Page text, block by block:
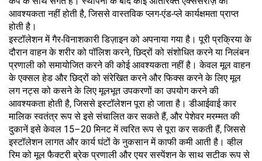
आवश्यकता नहीं होती है, जिससे वास्तविक प्लग-एंड-प्ले कार्यक्षमता प्राप्त
होती है।
इस्टॉलेशन में गैर-विनाशकारी डिज़ाइन को अपनाया गया है। पूरी प्रक्रिया के
दौरान वाहन के शरीर को पॉलिश करने, छिद्रों को संशोधित करने या निलंबन
प्रणाली को समायोजित करने की कोई आवश्यकता नहीं है। केवल मूल वाहन
के एक्सल हेड और छिद्रों को संरेखित करने और फिक्स करने के लिए मूल
लग नट्स को कसने के लिए मूलभूत उपकरणों का उपयोग करने की
आवश्यकता होती है, जिससे इस्टॉलेशन पूरा हो जाता है। डीआईवाई कार
मालिक स्वतंत्र रूप से इसे संचालित कर सकते हैं, और पेशेवर मरम्मत की
दुकानें इसे केवल 15–20 मिनट में त्वरित रूप से पूरा कर सकती हैं, जिससे
इस्टॉलेशन लागत और कार्य घंटों के नुकसान में काफी कमी आती है। व्हील
रिम को मूल फैक्टरी ब्रेक प्रणाली और एयर सस्पेंशन के साथ सटीक रूप से